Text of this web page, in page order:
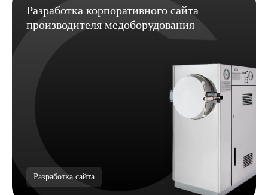
Разработка корпоративного сайта
производителя медоборудования
Разработка сайта